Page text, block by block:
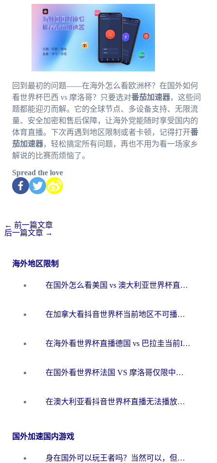
回到最初的问题——在海外怎么看欧洲杯？在国外如何
看世界杯巴西 vs 摩洛哥？只要选对番茄加速器，这些问
题都能迎刃而解。它的全球节点、多设备支持、无限流
量、安全加密和售后保障，让海外党能随时享受国内的
体育直播。下次再遇到地区限制或者卡顿，记得打开番
茄加速器，轻松搞定所有问题，再也不用为看一场家乡
解说的比赛而烦恼了。
Spread the love
← 前一篇文章
后一篇文章 →
海外地区限制
在国外怎么看美国 vs 澳大利亚世界杯直播？海外党必藏的中文解说观赛指南
在加拿大看抖音世界杯当前地区不可播放？海外党体育观赛终极指南
在海外看世界杯直播德国 vs 巴拉圭当前IP受限制？这篇指南帮你轻松解决地区限制
在国外看世界杯法国 VS 摩洛哥仅限中国大陆？别让地域限制拦下你的欢呼
在澳大利亚看抖音世界杯直播无法播放？海外党体育观赛终极指南来了！
国外加速国内游戏
身在国外可以玩王者吗？当然可以，但你需要这份“加速”指南